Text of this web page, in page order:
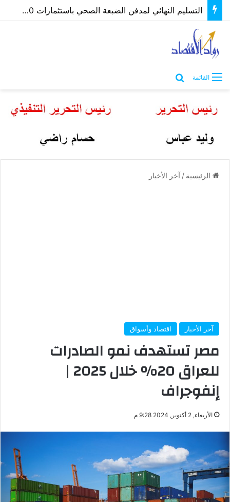
القائمة
الرئيسية / آخر الأخبار
آخر الأخبار اقتصاد وأسواق
مصر تستهدف نمو الصادرات
للعراق 20% خلال 2025 |
إنفوجراف
الأربعاء, 2 أكتوبر, 2024 9:28 م